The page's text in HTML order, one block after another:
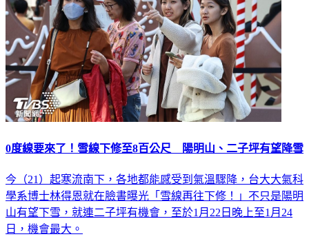
0度線要來了！雪線下修至8百公尺 陽明山、二子坪有望降雪
今（21）起寒流南下，各地都能感受到氣溫驟降，台大大氣科
學系博士林得恩就在臉書曝光「雪線再往下修！」不只是陽明
山有望下雪，就連二子坪有機會，至於1月22日晚上至1月24
日，機會最大。